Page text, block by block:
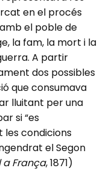
en el procés
el poble de
la fam, la mort i la
A partir
dos possibles
que consumava
lluitant per una
si “es
condicions
el Segon
a França, 1871)